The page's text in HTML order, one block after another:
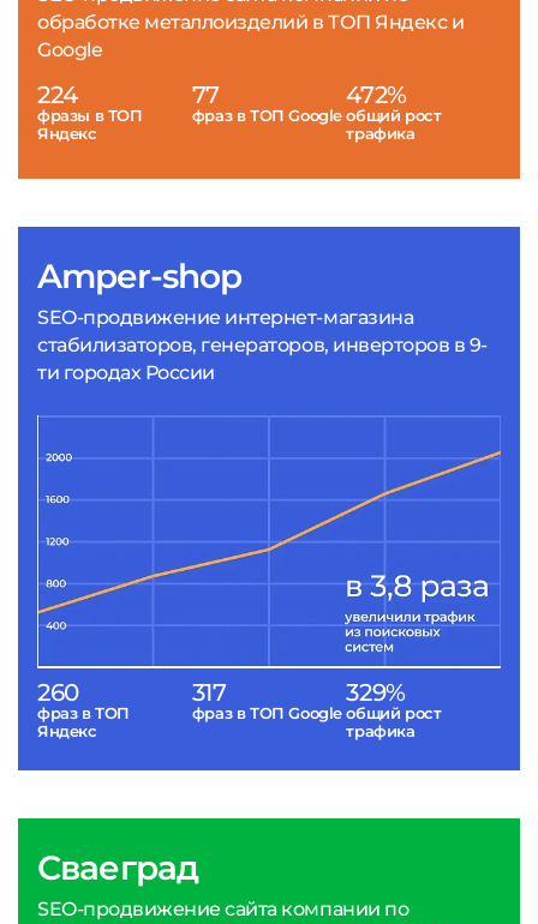
Amper-shop
SEO-продвижение интернет-магазина
стабилизаторов, генераторов, инверторов в 9-
ти городах России
260
фраз в ТОП
Яндекс
317
фраз в ТОП Google
329%
общий рост
трафика
обработке металлоизделий в ТОП Яндекс и
Google
224
фразы в ТОП
Яндекс
77
фраз в ТОП Google
472%
общий рост
трафика
Сваеград
SEO-продвижение сайта компании по